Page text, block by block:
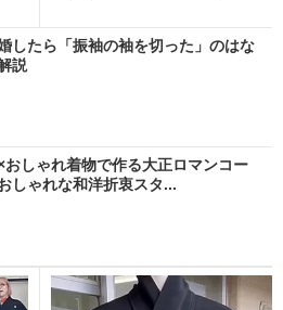
したら「振袖の袖を切った」のはな
説
おしゃれ着物で作る大正ロマンコー
ゃれな和洋折衷スタ...